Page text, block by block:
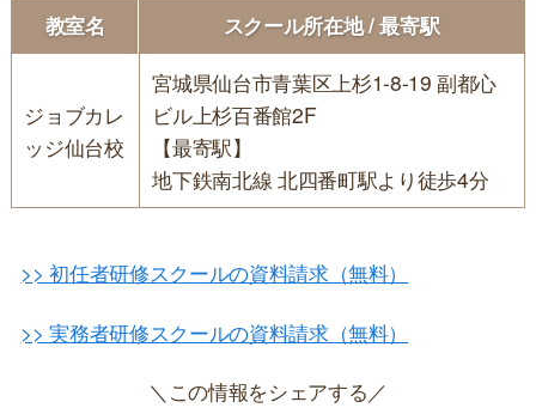
教室名 スクール所在地 / 最寄駅
ジョブカレ
ッジ仙台校
宮城県仙台市青葉区上杉1-8-19 副都心
ビル上杉百番館2F
【最寄駅】
地下鉄南北線 北四番町駅より徒歩4分
>> 初任者研修スクールの資料請求（無料）
>> 実務者研修スクールの資料請求（無料）
＼この情報をシェアする／